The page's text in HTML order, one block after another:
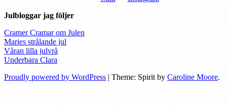
Julbloggar jag följer
Cramer Cramar om Julen
Maries strålande jul
Våran lilla julvrå
Underbara Clara
Proudly powered by WordPress | Theme: Spirit by Caroline Moore.